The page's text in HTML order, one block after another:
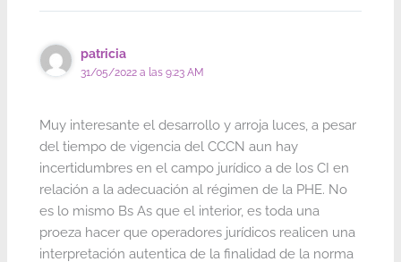
patricia
31/05/2022 a las 9:23 AM
Muy interesante el desarrollo y arroja luces, a pesar
del tiempo de vigencia del CCCN aun hay
incertidumbres en el campo jurídico a de los CI en
relación a la adecuación al régimen de la PHE. No
es lo mismo Bs As que el interior, es toda una
proeza hacer que operadores jurídicos realicen una
interpretación autentica de la finalidad de la norma